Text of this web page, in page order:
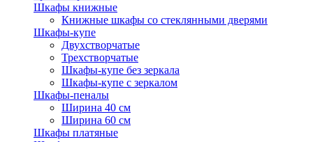
Шкафы книжные
Книжные шкафы со стеклянными дверями
Шкафы-купе
Двухстворчатые
Трехстворчатые
Шкафы-купе без зеркала
Шкафы-купе с зеркалом
Шкафы-пеналы
Ширина 40 см
Ширина 60 см
Шкафы платяные